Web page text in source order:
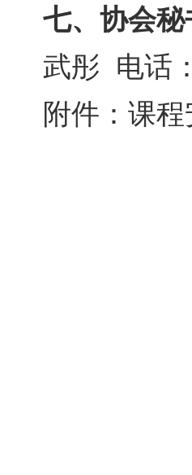
七、协会
武彤 电话：
附件：课